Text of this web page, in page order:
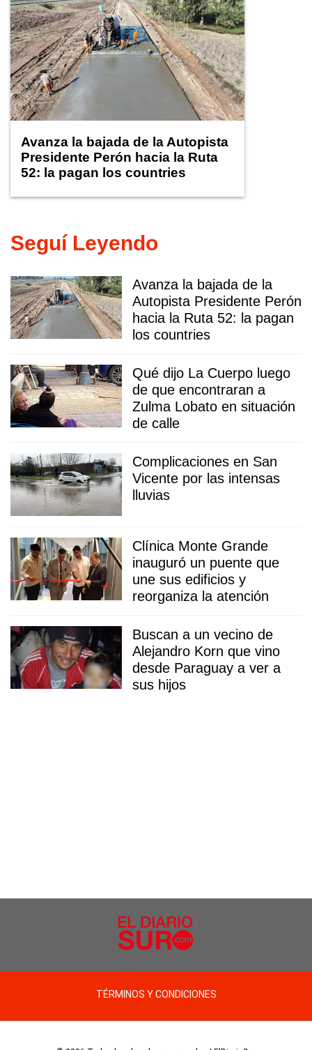
Avanza la bajada de la Autopista
Presidente Perón hacia la Ruta
52: la pagan los countries
Seguí Leyendo
Avanza la bajada de la
Autopista Presidente Perón
hacia la Ruta 52: la pagan
los countries
Qué dijo La Cuerpo luego
de que encontraran a
Zulma Lobato en situación
de calle
Complicaciones en San
Vicente por las intensas
lluvias
Clínica Monte Grande
inauguró un puente que
une sus edificios y
reorganiza la atención
Buscan a un vecino de
Alejandro Korn que vino
desde Paraguay a ver a
sus hijos
TÉRMINOS Y CONDICIONES